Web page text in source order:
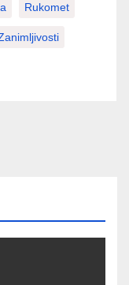
Rukomet